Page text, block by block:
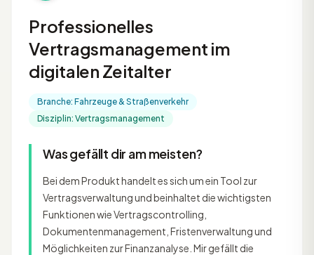
Professionelles
Vertragsmanagement im
digitalen Zeitalter
Branche: Fahrzeuge & Straßenverkehr
Disziplin: Vertragsmanagement
Was gefällt dir am meisten?
Bei dem Produkt handelt es sich um ein Tool zur
Vertragsverwaltung und beinhaltet die wichtigsten
Funktionen wie Vertragscontrolling,
Dokumentenmanagement, Fristenverwaltung und
Möglichkeiten zur Finanzanalyse. Mir gefällt die